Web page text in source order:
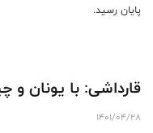
پایان رسید.
قارداشی: با یونان
1401/04/28